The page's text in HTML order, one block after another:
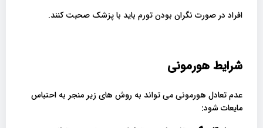
افراد در صورت نگران بودن تورم باید با پزشک صحبت کنند.
شرایط هورمونی
عدم تعادل هورمونی می تواند به روش های زیر منجر به احتباس
مایعات شود: